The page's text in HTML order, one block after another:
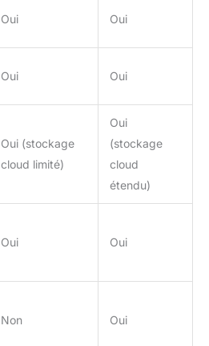
Oui Oui
Oui Oui
Oui (stockage
cloud limité)
Oui
(stockage
cloud
étendu)
Oui Oui
Non Oui